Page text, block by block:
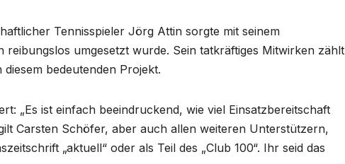
Tennisspieler Jörg Attin sorgte mit seinem
reibungslos umgesetzt wurde. Sein tatkräftiges Mitwirken zählt
bedeutenden Projekt.
„Es ist einfach beeindruckend, wie viel Einsatzbereitschaft
Carsten Schöfer, aber auch allen weiteren Unterstützern,
„aktuell“ oder als Teil des „Club 100“. Ihr seid das